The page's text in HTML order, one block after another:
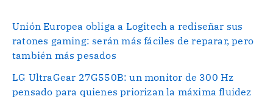
Unión Europea obliga a Logitech a rediseñar sus
ratones gaming: serán más fáciles de reparar, pero
también más pesados
LG UltraGear 27G550B: un monitor de 300 Hz
pensado para quienes priorizan la máxima fluidez